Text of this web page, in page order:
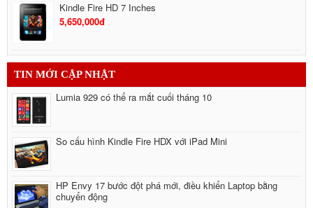
Kindle Fire HD 7 Inches
5,650,000đ
Google Nexus 7 32GB 3G
6,490,000đ
550,000đ
TIN MỚI CẬP NHẬT
Lumia 929 có thể ra mắt cuối tháng 10
So cấu hình Kindle Fire HDX với iPad Mini
HP Envy 17 bước đột phá mới, điều khiển Laptop bằng
chuyển động